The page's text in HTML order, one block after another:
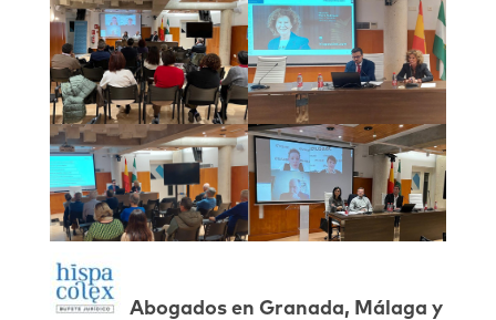
Abogados en Granada, Málaga y